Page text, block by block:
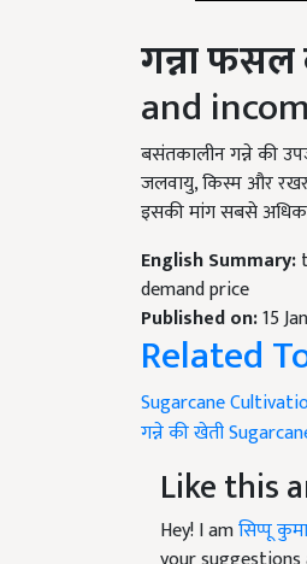
गन्ना
and
बसंतकालीन गन्ने की
जलवायु, किस्म और
इसकी मांग सबसे अधिक
demand price
Published on:
Related
Sugarcane
गन्ने की खेती
Like this
Hey! I amसिप्पू
your suggestions